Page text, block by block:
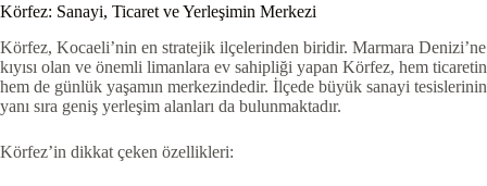
Körfez: Sanayi, Ticaret ve Yerleşimin Merkezi
Körfez, Kocaeli’nin en stratejik ilçelerinden biridir. Marmara Denizi’ne
kıyısı olan ve önemli limanlara ev sahipliği yapan Körfez, hem ticaretin
hem de günlük yaşamın merkezindedir. İlçede büyük sanayi tesislerinin
yanı sıra geniş yerleşim alanları da bulunmaktadır.
Körfez’in dikkat çeken özellikleri: